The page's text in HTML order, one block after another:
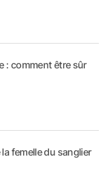
: comment être sûr
la femelle du sanglier